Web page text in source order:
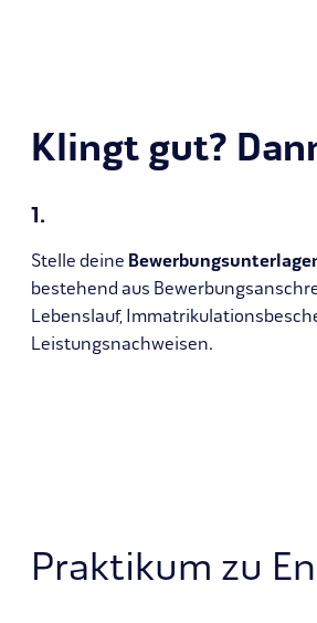
Klingt gut?
1.
Stelle deine
bestehend aus
Lebenslauf,
Leistungsnachweisen.
Praktikum zu